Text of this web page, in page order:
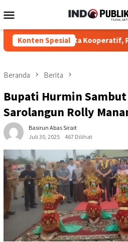
ke
Mobile
Konten Spesial
Kooperatif, Polres Muratara
Beranda Berita
Bupati Hurmin
Sarolangun Rolly
Basirun Abas Sirait
Juli 30, 2025
467 Dilihat